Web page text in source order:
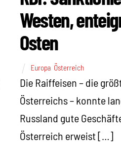
Westen,
Osten
Europa Österreich
Die Raiffeisen – die
Österreichs – konnte
Russland gute
Österreich erweist […]